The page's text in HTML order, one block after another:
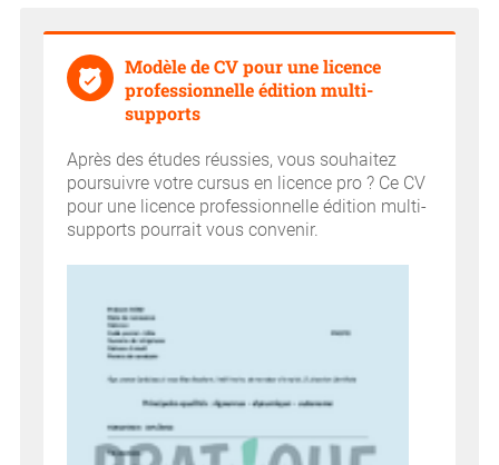
Modèle de CV pour une licence
professionnelle édition multi-
supports
Après des études réussies, vous souhaitez
poursuivre votre cursus en licence pro ? Ce CV
pour une licence professionnelle édition multi-
supports pourrait vous convenir.